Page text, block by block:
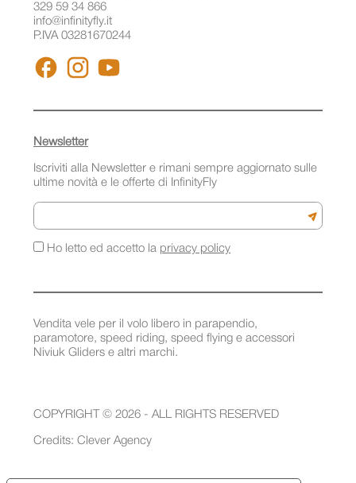
329 59 34 866
info@infinityfly.it
P.IVA 03281670244
FACEBOOKINSTAGRAM
Vendita vele per il volo libero in parapendio,
paramotore, speed riding, speed flying e accessori
Niviuk Gliders e altri marchi.
Newsletter
Iscriviti alla Newsletter e rimani sempre aggiornato sulle
ultime novità e le offerte di InfinityFly
Email
Iscriviti
Ho letto ed accetto la privacy policy
COPYRIGHT © 2026 - ALL RIGHTS RESERVED
Credits: Clever Agency